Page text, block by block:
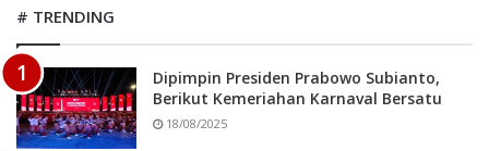
# TRENDING
Dipimpin Presiden Prabowo Subianto,
Berikut Kemeriahan Karnaval Bersatu
18/08/2025